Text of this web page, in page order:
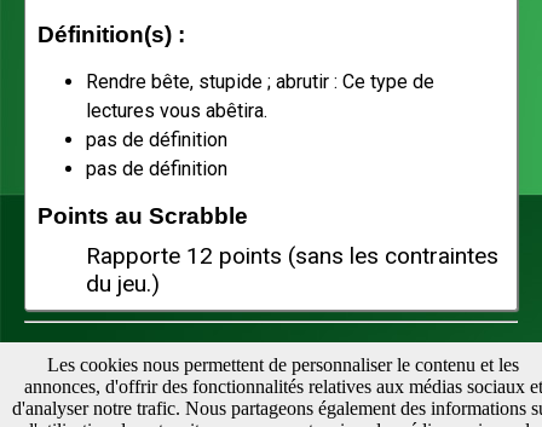
Définition(s) :
Rendre bête, stupide ; abrutir : Ce type de
lectures vous abêtira.
pas de définition
pas de définition
Points au Scrabble
Rapporte 12 points (sans les contraintes
du jeu.)
Téléchargez notre appli pour vérifier vos mots facilement :
Les cookies nous permettent de personnaliser le contenu et les
annonces, d'offrir des fonctionnalités relatives aux médias sociaux et
d'analyser notre trafic. Nous partageons également des informations